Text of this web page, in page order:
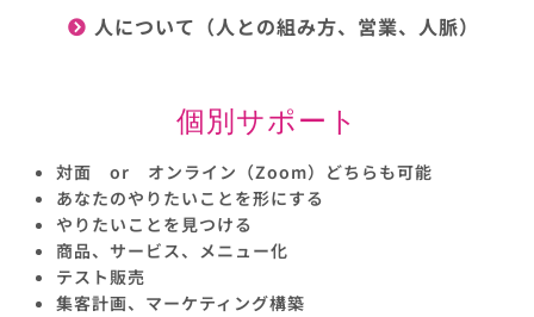
人について（人との組み方、営業、人脈）
個別サポート
対面 or オンライン（Zoom）どちらも可能
あなたのやりたいことを形にする
やりたいことを見つける
商品、サービス、メニュー化
テスト販売
集客計画、マーケティング構築